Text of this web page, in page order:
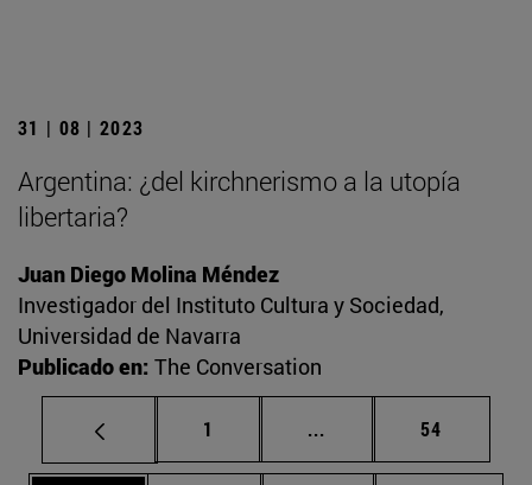
31 | 08 | 2023
Argentina: ¿del kirchnerismo a la utopía
libertaria?
Juan Diego Molina Méndez
Investigador del Instituto Cultura y Sociedad,
Universidad de Navarra
Publicado en: The Conversation
Página
1 ... Páginas intermedias
Página
54